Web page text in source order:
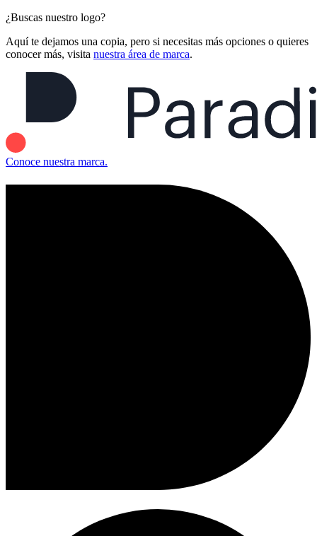
¿Buscas nuestro logo?
Aquí te dejamos una copia, pero si necesitas más opciones o quieres
conocer más, visita nuestra área de marca.
Conoce nuestra marca.